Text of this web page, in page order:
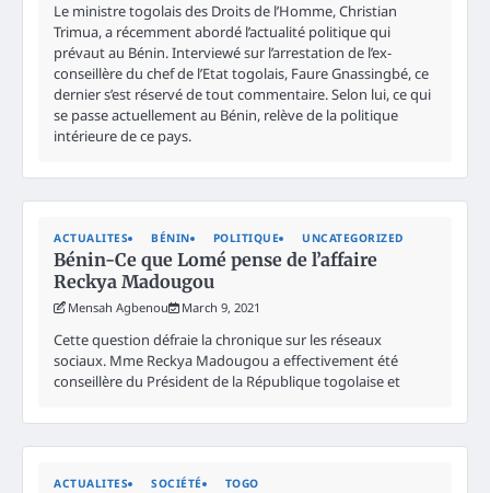
Le ministre togolais des Droits de l’Homme, Christian
Trimua, a récemment abordé l’actualité politique qui
prévaut au Bénin. Interviewé sur l’arrestation de l’ex-
conseillère du chef de l’Etat togolais, Faure Gnassingbé, ce
dernier s’est réservé de tout commentaire. Selon lui, ce qui
se passe actuellement au Bénin, relève de la politique
intérieure de ce pays.
ACTUALITES BÉNIN POLITIQUE UNCATEGORIZED
Bénin-Ce que Lomé pense de l’affaire
Reckya Madougou
Mensah Agbenou March 9, 2021
Cette question défraie la chronique sur les réseaux
sociaux. Mme Reckya Madougou a effectivement été
conseillère du Président de la République togolaise et
ACTUALITES SOCIÉTÉ TOGO